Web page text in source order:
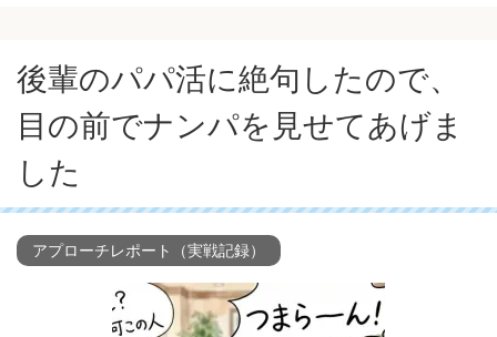
後輩のパパ活に絶句したので、
目の前でナンパを見せてあげま
した
アプローチレポート（実戦記録）